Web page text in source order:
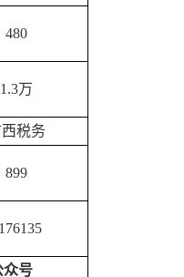
480
1.3万
税务
899
众号